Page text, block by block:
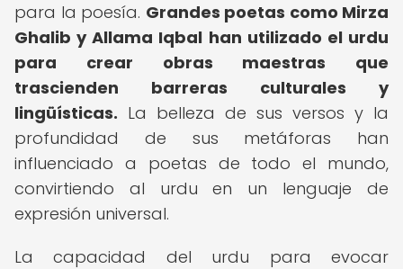
para la poesía. Grandes poetas como Mirza
Ghalib y Allama Iqbal han utilizado el urdu
para crear obras maestras que
trascienden barreras culturales y
lingüísticas. La belleza de sus versos y la
profundidad de sus metáforas han
influenciado a poetas de todo el mundo,
convirtiendo al urdu en un lenguaje de
expresión universal.
La capacidad del urdu para evocar